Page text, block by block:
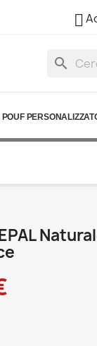

search
POUF